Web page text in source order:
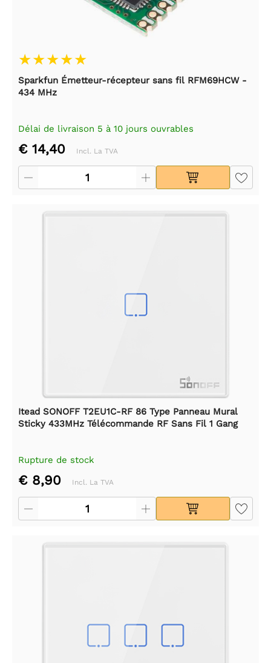
Sparkfun Émetteur-récepteur sans fil RFM69HCW -
434 MHz
Délai de livraison 5 à 10 jours ouvrables
€ 14,40 Incl. La TVA
Itead SONOFF T2EU1C-RF 86 Type Panneau Mural
Sticky 433MHz Télécommande RF Sans Fil 1 Gang
Rupture de stock
€ 8,90 Incl. La TVA